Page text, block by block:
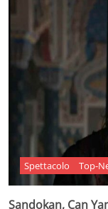
Spettacolo Top-
Sandokan, Can